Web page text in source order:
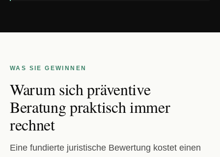
WAS SIE GEWINNEN
Warum sich präventive
Beratung praktisch immer
rechnet
Eine fundierte juristische Bewertung kostet einen